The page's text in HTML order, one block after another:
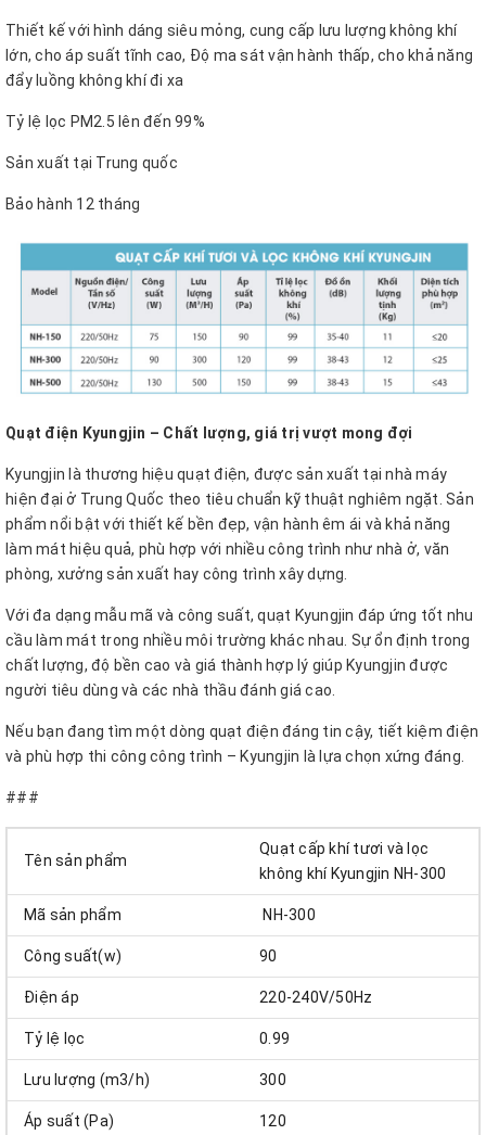
Thiết kế với hình dáng siêu mỏng, cung cấp lưu lượng không khí
lớn, cho áp suất tĩnh cao, Độ ma sát vận hành thấp, cho khả năng
đẩy luồng không khí đi xa
Tỷ lệ lọc PM2.5 lên đến 99%
Sản xuất tại Trung quốc
Bảo hành 12 tháng
Quạt điện Kyungjin – Chất lượng, giá trị vượt mong đợi
Kyungjin là thương hiệu quạt điện, được sản xuất tại nhà máy
hiện đại ở Trung Quốc theo tiêu chuẩn kỹ thuật nghiêm ngặt. Sản
phẩm nổi bật với thiết kế bền đẹp, vận hành êm ái và khả năng
làm mát hiệu quả, phù hợp với nhiều công trình như nhà ở, văn
phòng, xưởng sản xuất hay công trình xây dựng.
Với đa dạng mẫu mã và công suất, quạt Kyungjin đáp ứng tốt nhu
cầu làm mát trong nhiều môi trường khác nhau. Sự ổn định trong
chất lượng, độ bền cao và giá thành hợp lý giúp Kyungjin được
người tiêu dùng và các nhà thầu đánh giá cao.
Nếu bạn đang tìm một dòng quạt điện đáng tin cậy, tiết kiệm điện
và phù hợp thi công công trình – Kyungjin là lựa chọn xứng đáng.
###
Tên sản phẩm
Quạt cấp khí tươi và lọc
không khí Kyungjin NH-300
Mã sản phẩm NH-300
Công suất(w) 90
Điện áp 220-240V/50Hz
Tỷ lệ lọc 0.99
Lưu lượng (m3/h) 300
Áp suất (Pa) 120